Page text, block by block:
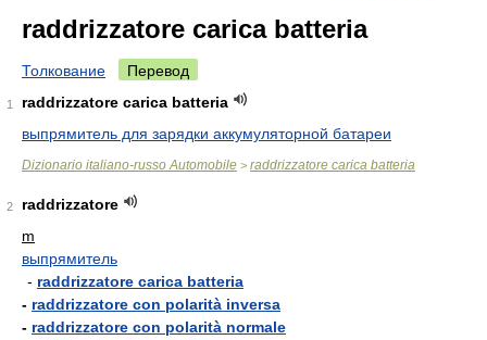
raddrizzatore carica batteria
Толкование Перевод
1
raddrizzatore carica batteria
выпрямитель для зарядки аккумуляторной батареи
Dizionario italiano-russo Automobile > raddrizzatore carica batteria
2
raddrizzatore
m
выпрямитель
- raddrizzatore carica batteria
- raddrizzatore con polarità inversa
- raddrizzatore con polarità normale